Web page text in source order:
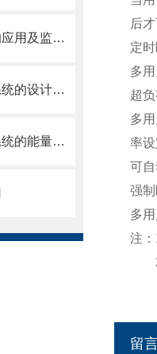
浅谈智能母线在数据中心的应用及监控产品选型
浅谈工业云平台能源管理系统的设计与实现
基于储能的光伏发电并网系统的能量管理
后
定
多
超
多
率
可
强
多
注：
留